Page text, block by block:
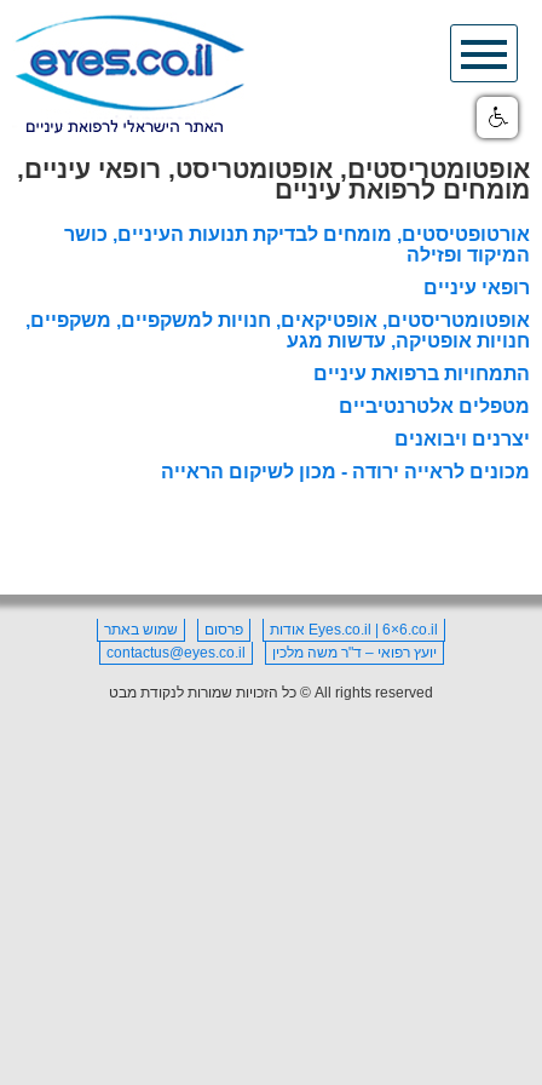
Skip
content
אופטומטריסטים, אופטומטריסט, רופאי עיניים,
מומחים לרפואת עיניים
אורטופטיסטים, מומחים לבדיקת תנועות העיניים, כושר
המיקוד ופזילה
רופאי עיניים
אופטומטריסטים, אופטיקאים, חנויות למשקפיים, משקפיים,
חנויות אופטיקה, עדשות מגע
התמחויות ברפואת עיניים
מטפלים אלטרנטיביים
יצרנים ויבואנים
מכונים לראייה ירודה - מכון לשיקום הראייה
Eyes.co.il | 6×6.co.il אודות פרסום
שמוש באתר
יועץ רפואי – ד"ר משה מלכין
contactus@eyes.co.il
All rights reserved © כל הזכויות שמורות לנקודת מבט